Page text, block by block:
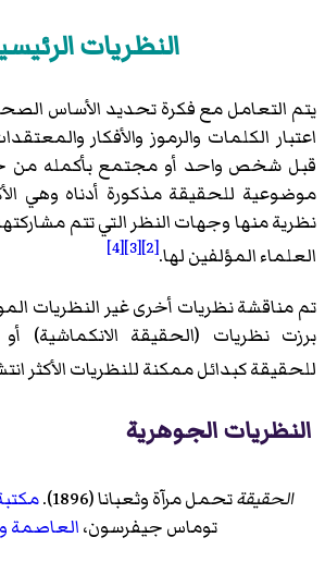
النظريات
يتم التعامل مع فكرة تحديد الأساس
اعتبار الكلمات والرموز والأفكار
قبل شخص واحد أو مجتمع بأكمله من
موضوعية للحقيقة مذكورة أدناه وهي
نظرية منها وجهات النظر التي تتم
العلماء المؤلفين لها.[2]
[3]
[4]
تم مناقشة نظريات أخرى غير النظريات
برزت نظريات (الحقيقة الانكماشية)
للحقيقة كبدائل ممكنة للنظريات الأكثر
النظريات الجوهرية
الحقيقةتحمل مرآة وثعبانا (1896).
توماس جيفرسون،العاصمة